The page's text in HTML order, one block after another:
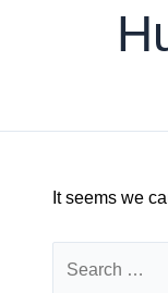
It seems we
for: